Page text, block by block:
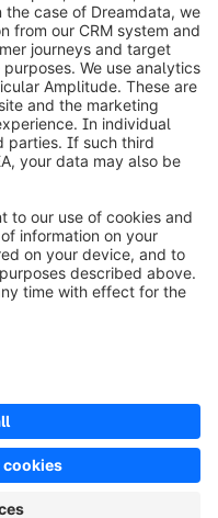
Legal notice
(DSA)
rights reserved